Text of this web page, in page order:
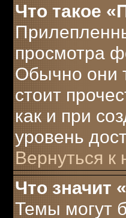
Что такое
просмотра
Обычно они
стоит
как и при
уровень
Вернуться к
Что значит
Темы могут